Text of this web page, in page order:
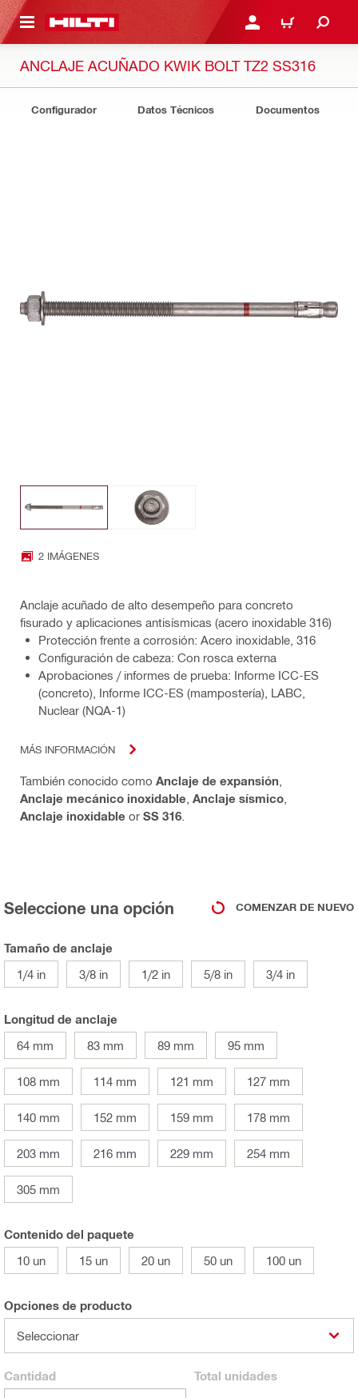
PRINCIPAL INICIE SESIÓN O
CARRITO
ANCLAJE ACUÑADO KWIK BOLT TZ2 SS316
Configurador Datos Técnicos Documentos
2 IMÁGENES
Anclaje acuñado de alto desempeño para concreto
fisurado y aplicaciones antisísmicas (acero inoxidable 316)
Protección frente a corrosión: Acero inoxidable, 316
Configuración de cabeza: Con rosca externa
Aprobaciones / informes de prueba: Informe ICC-ES
(concreto), Informe ICC-ES (mampostería), LABC,
Nuclear (NQA-1)
MÁS INFORMACIÓN
También conocido como Anclaje de expansión
Anclaje mecánico inoxidable Anclaje sísmico
Anclaje inoxidable or SS 316
Seleccione una opción COMENZAR DE NUEVO
Tamaño de anclaje
1/4 in
3/8 in 1/2 in 5/8 in 3/4 in
Longitud de anclaje
64 mm
83 mm 89 mm 95 mm
108 mm 114 mm 121 mm 127 mm
140 mm 152 mm 159 mm 178 mm
203 mm 216 mm 229 mm 254 mm
305 mm
Contenido del paquete
10 un
15 un 20 un 50 un 100 un
Opciones de producto
Seleccionar
Cantidad Total unidades